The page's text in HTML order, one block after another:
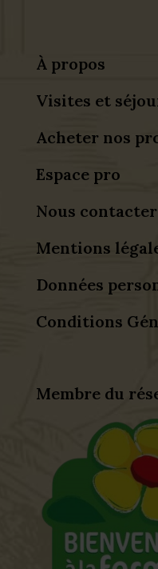
À propos
Visites et
Acheter nos
Espace pro
Nous contacter
Mentions
Données
Conditions
Membre du